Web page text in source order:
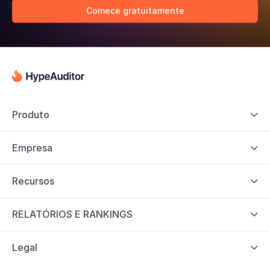
Comece gratuitamente
Produto 
Empresa 
Recursos 
RELATÓRIOS E RANKINGS 
Legal 